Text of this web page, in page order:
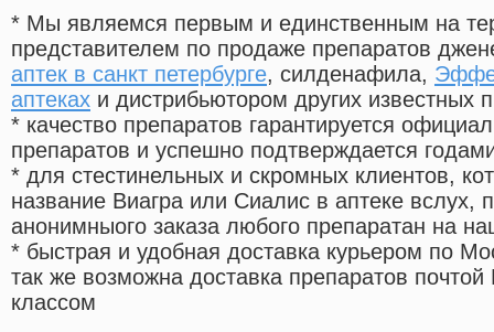
* Мы являемся первым и единственным на
представителем по продаже препаратов
аптек в санкт петербурге, силденафила,
аптеках и дистрибьютором других известных
* качество препаратов гарантируется
препаратов и успешно подтверждается
* для стестинельных и скромных клиентов,
название Виагра или Сиалис в аптеке вслух,
анонимныого заказа любого препаратан на
* быстрая и удобная доставка курьером по
так же возможна доставка препаратов
классом